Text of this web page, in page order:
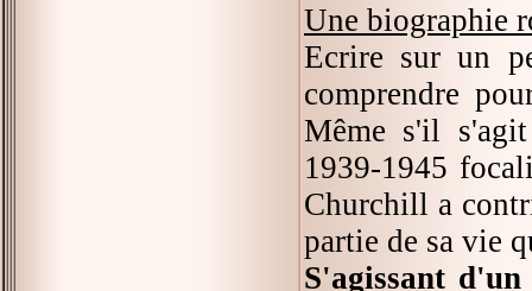
Une biographie
Ecrire sur un
comprendre
Même s'il
1939-1945
Churchill a
partie de sa vie
S'agissant